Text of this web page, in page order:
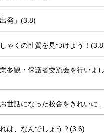
発」(3.8)
くの性質を見つけよう！
参観・保護者交流会を行いま
話になった校舎をきれいに
、なんでしょう？(3.6)